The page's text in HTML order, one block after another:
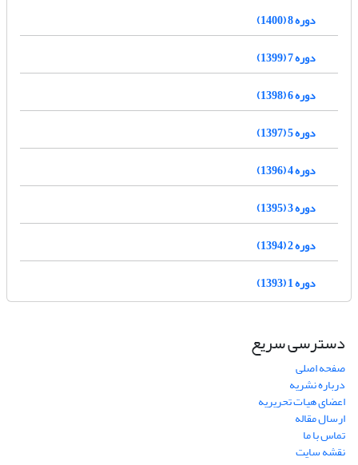
دوره 8 (1400)
دوره 7 (1399)
دوره 6 (1398)
دوره 5 (1397)
دوره 4 (1396)
دوره 3 (1395)
دوره 2 (1394)
دوره 1 (1393)
دسترسی سریع
صفحه اصلی
درباره نشریه
اعضای هیات تحریریه
ارسال مقاله
تماس با ما
نقشه سایت